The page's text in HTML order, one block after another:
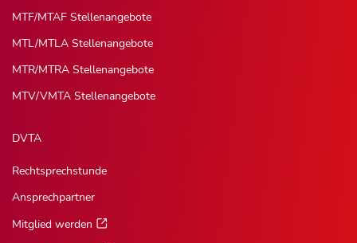
MTF/MTAF Stellenangebote
MTL/MTLA Stellenangebote
MTR/MTRA Stellenangebote
MTV/VMTA Stellenangebote
DVTA
Rechtsprechstunde
Ansprechpartner
Mitglied werden